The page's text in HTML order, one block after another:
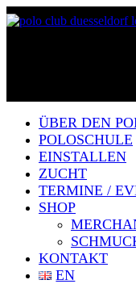
ÜBER DEN
POLOSCHULE
EINSTALLEN
ZUCHT
TERMINE /
SHOP
KONTAKT
EN